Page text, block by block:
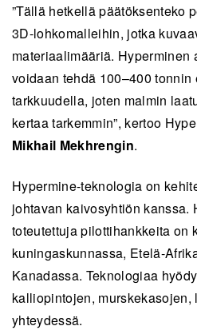
”Tällä hetkellä päätöksenteko
3D-lohkomalleihin, jotka
materiaalimääriä. Hyperminen
voidaan tehdä 100–400
tarkkuudella, joten malmin
kertaa tarkemmin”, kertoo
Mikhail Mekhrengin.
Hypermine-teknologia on
johtavan kaivosyhtiön kanssa.
toteutettuja pilottihankkeita on
kuningaskunnassa, Etelä-
Kanadassa. Teknologiaa
kalliopintojen,
yhteydessä.